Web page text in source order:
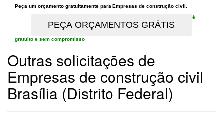
Peça um orçamento gratuitamente para Empresas de construção civil
é
gratuito e sem compromisso
Outras solicitações de
Empresas de construção civil
Brasília (Distrito Federal)